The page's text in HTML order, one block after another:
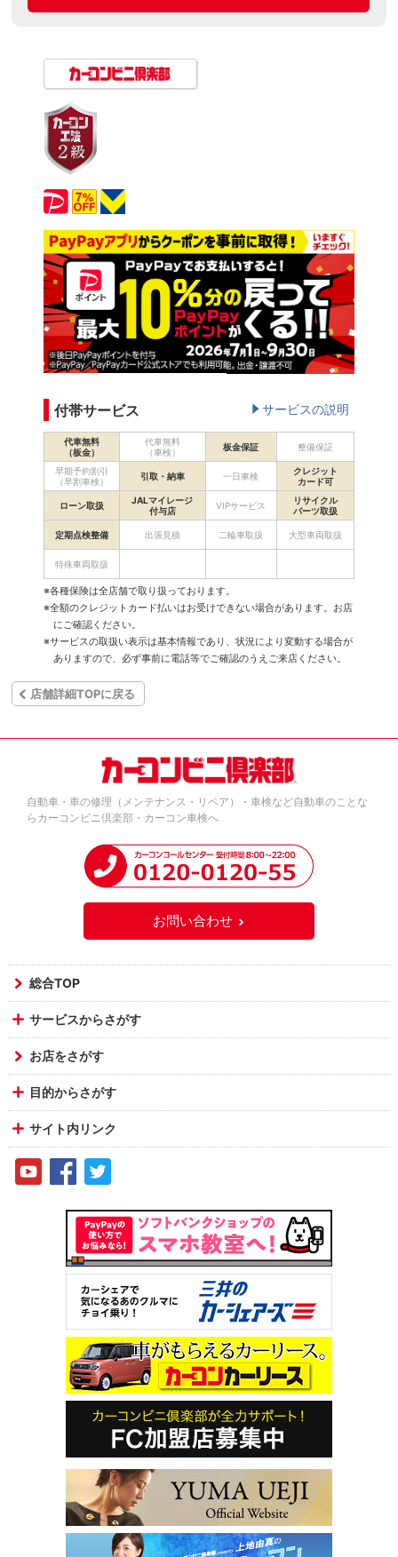
付帯サービス サービスの説明
代車無料
（板金）
代車無料
（車検）
板金保証 整備保証
早期予約割引
（早割車検）
引取・納車 一日車検
クレジット
カード可
ローン取扱
JALマイレージ
付与店
VIPサービス
リサイクル
パーツ取扱
定期点検整備 出張見積 二輪車取扱 大型車両取扱
特殊車両取扱
※各種保険は全店舗で取り扱っております。
※全額のクレジットカード払いはお受けできない場合があります。お店
にご確認ください。
※サービスの取扱い表示は基本情報であり、状況により変動する場合が
ありますので、必ず事前に電話等でご確認のうえご来店ください。
店舗詳細TOPに戻る
自動車・車の修理（メンテナンス・リペア）・車検など自動車のことな
らカーコンビニ倶楽部・カーコン車検へ
お問い合わせ
総合TOP
サービスからさがす
お店をさがす
目的からさがす
サイト内リンク